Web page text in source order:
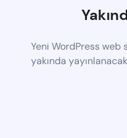
Yeni WordPress
yakında yayınlanacak